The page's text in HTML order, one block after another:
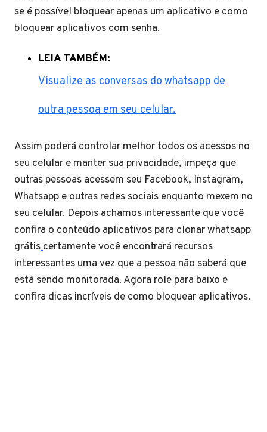
se é possível bloquear apenas um aplicativo e como
bloquear aplicativos com senha.
LEIA TAMBÉM:
Visualize as conversas do whatsapp de
outra pessoa em seu celular.
Assim poderá controlar melhor todos os acessos no
seu celular e manter sua privacidade, impeça que
outras pessoas acessem seu Facebook, Instagram,
Whatsapp e outras redes sociais enquanto mexem no
seu celular. Depois achamos interessante que você
confira o conteúdo aplicativos para clonar whatsapp
grátis certamente você encontrará recursos
interessantes uma vez que a pessoa não saberá que
está sendo monitorada. Agora role para baixo e
confira dicas incríveis de como bloquear aplicativos.